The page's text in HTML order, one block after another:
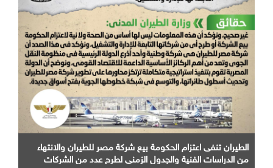
الطيران تنفى اعتزام الحكومة بيع شركة مصر للطيران والانتهاء
من الدراسات الفنية والجدول الزمني لطرح عدد من الشركات